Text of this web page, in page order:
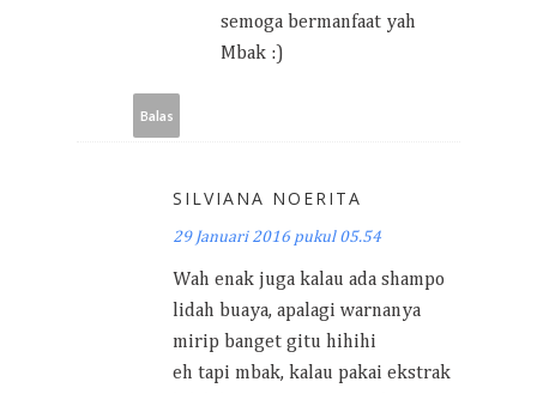
semoga bermanfaat yah
Mbak :)
Balas
SILVIANA NOERITA
29 Januari 2016 pukul 05.54
Wah enak juga kalau ada shampo
lidah buaya, apalagi warnanya
mirip banget gitu hihihi
eh tapi mbak, kalau pakai ekstrak